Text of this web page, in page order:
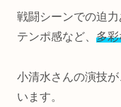
戦闘シーンでの迫
テンポ感など、 多
小清水さんの演技
います。